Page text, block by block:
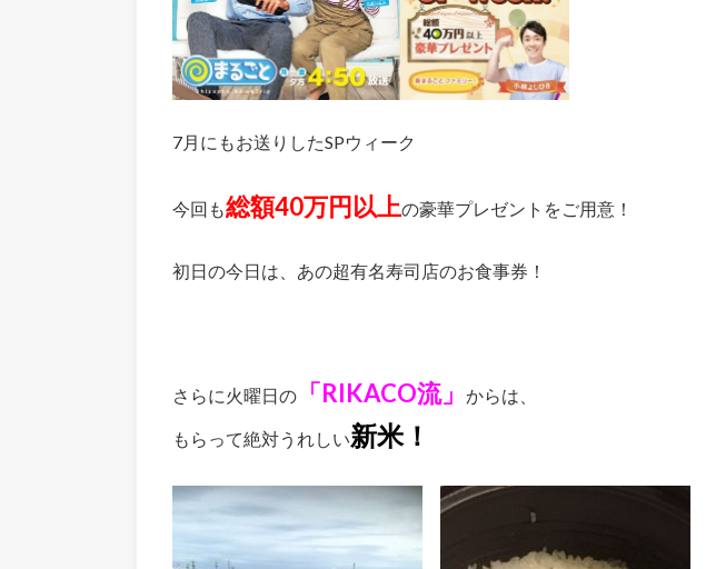
7月にもお送りしたSPウィーク
今回も総額40万円以上の豪華プレゼントをご用意！
初日の今日は、あの超有名寿司店のお食事券！
さらに火曜日の 「RIKACO流」 からは、
もらって絶対うれしい新米！